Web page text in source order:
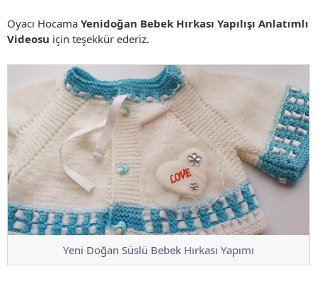
Oyacı Hocama Yenidoğan Bebek Hırkası Yapılışı Anlatımlı
Videosu için teşekkür ederiz.
Yeni Doğan Süslü Bebek Hırkası Yapımı